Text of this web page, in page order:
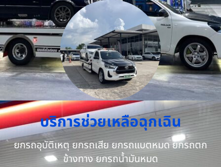
บริการช่วยเหลือฉุกเฉิน
ยกรถอุบัติเหตุ ยกรถเสีย ยกรถแบตหมด ยกรถตก
ข้างทาง ยกรถน้ำมันหมด